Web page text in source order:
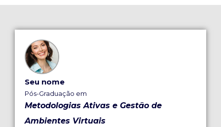
Seu nome
Pós-Graduação em
Metodologias Ativas e Gestão de
Ambientes Virtuais